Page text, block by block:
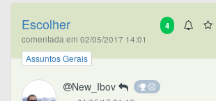
4
Escolher
comentada em 02/05/2017 14:01
Assuntos Gerais
New_Ibov